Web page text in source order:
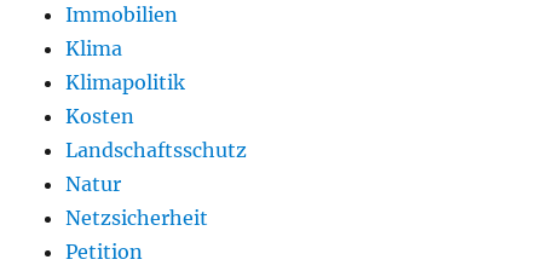
Immobilien
Klima
Klimapolitik
Kosten
Landschaftsschutz
Natur
Netzsicherheit
Petition